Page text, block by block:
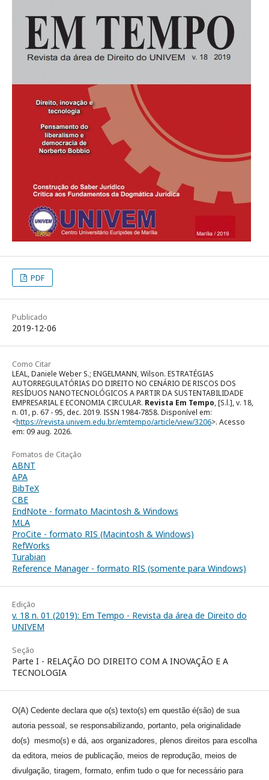
PDF
Publicado
2019-12-06
Como Citar
LEAL, Daniele Weber S.; ENGELMANN, Wilson. ESTRATÉGIAS
AUTORREGULATÓRIAS DO DIREITO NO CENÁRIO DE RISCOS DOS
RESÍDUOS NANOTECNOLÓGICOS A PARTIR DA SUSTENTABILIDADE
EMPRESARIAL E ECONOMIA CIRCULAR. Revista Em Tempo, [S.l.], v. 18,
n. 01, p. 67 - 95, dec. 2019. ISSN 1984-7858. Disponível em:
<https://revista.univem.edu.br/emtempo/article/view/3206>. Acesso
em: 09 aug. 2026.
Fomatos de Citação
ABNT
APA
BibTeX
CBE
EndNote - formato Macintosh & Windows
MLA
ProCite - formato RIS (Macintosh & Windows)
RefWorks
Turabian
Reference Manager - formato RIS (somente para Windows)
Edição
v. 18 n. 01 (2019): Em Tempo - Revista da área de Direito do
UNIVEM
Seção
Parte I - RELAÇÃO DO DIREITO COM A INOVAÇÃO E A
TECNOLOGIA
O(A) Cedente declara que o(s) texto(s) em questão é(são) de sua
autoria pessoal, se responsabilizando, portanto, pela originalidade
do(s) mesmo(s) e dá, aos organizadores, plenos direitos para escolha
da editora, meios de publicação, meios de reprodução, meios de
divulgação, tiragem, formato, enfim tudo o que for necessário para